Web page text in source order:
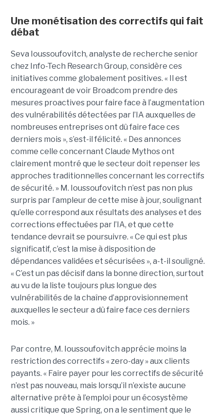
Une monétisation des correctifs qui fait
débat
Seva Ioussoufovitch, analyste de recherche senior
chez Info-Tech Research Group, considère ces
initiatives comme globalement positives. « Il est
encourageant de voir Broadcom prendre des
mesures proactives pour faire face à l’augmentation
des vulnérabilités détectées par l’IA auxquelles de
nombreuses entreprises ont dû faire face ces
derniers mois », s’est-il félicité. « Des annonces
comme celle concernant Claude Mythos ont
clairement montré que le secteur doit repenser les
approches traditionnelles concernant les correctifs
de sécurité. » M. Ioussoufovitch n’est pas non plus
surpris par l’ampleur de cette mise à jour, soulignant
qu’elle correspond aux résultats des analyses et des
corrections effectuées par l’IA, et que cette
tendance devrait se poursuivre. « Ce qui est plus
significatif, c’est la mise à disposition de
dépendances validées et sécurisées », a-t-il souligné.
« C’est un pas décisif dans la bonne direction, surtout
au vu de la liste toujours plus longue des
vulnérabilités de la chaîne d’approvisionnement
auxquelles le secteur a dû faire face ces derniers
mois. »
Par contre, M. Ioussoufovitch apprécie moins la
restriction des correctifs « zero-day » aux clients
payants. « Faire payer pour les correctifs de sécurité
n’est pas nouveau, mais lorsqu’il n’existe aucune
alternative prête à l’emploi pour un écosystème
aussi critique que Spring, on a le sentiment que le